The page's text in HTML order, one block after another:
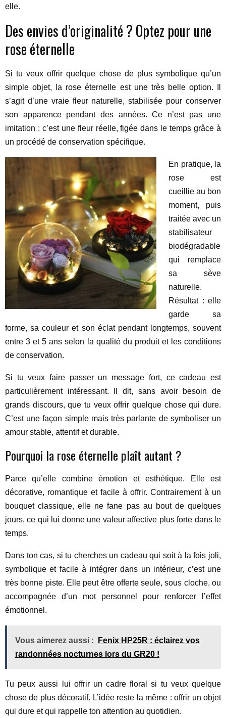
elle.
Des envies d’originalité ? Optez pour une
rose éternelle
Si tu veux offrir quelque chose de plus symbolique qu’un
simple objet, la rose éternelle est une très belle option. Il
s’agit d’une vraie fleur naturelle, stabilisée pour conserver
son apparence pendant des années. Ce n’est pas une
imitation : c’est une fleur réelle, figée dans le temps grâce à
un procédé de conservation spécifique.
En pratique, la
rose est
cueillie au bon
moment, puis
traitée avec un
stabilisateur
biodégradable
qui remplace
sa sève
naturelle.
Résultat : elle
garde sa
forme, sa couleur et son éclat pendant longtemps, souvent
entre 3 et 5 ans selon la qualité du produit et les conditions
de conservation.
Si tu veux faire passer un message fort, ce cadeau est
particulièrement intéressant. Il dit, sans avoir besoin de
grands discours, que tu veux offrir quelque chose qui dure.
C’est une façon simple mais très parlante de symboliser un
amour stable, attentif et durable.
Pourquoi la rose éternelle plaît autant ?
Parce qu’elle combine émotion et esthétique. Elle est
décorative, romantique et facile à offrir. Contrairement à un
bouquet classique, elle ne fane pas au bout de quelques
jours, ce qui lui donne une valeur affective plus forte dans le
temps.
Dans ton cas, si tu cherches un cadeau qui soit à la fois joli,
symbolique et facile à intégrer dans un intérieur, c’est une
très bonne piste. Elle peut être offerte seule, sous cloche, ou
accompagnée d’un mot personnel pour renforcer l’effet
émotionnel.
Vous aimerez aussi :
Fenix HP25R : éclairez vos
randonnées nocturnes lors du GR20 !
Tu peux aussi lui offrir un cadre floral si tu veux quelque
chose de plus décoratif. L’idée reste la même : offrir un objet
qui dure et qui rappelle ton attention au quotidien.